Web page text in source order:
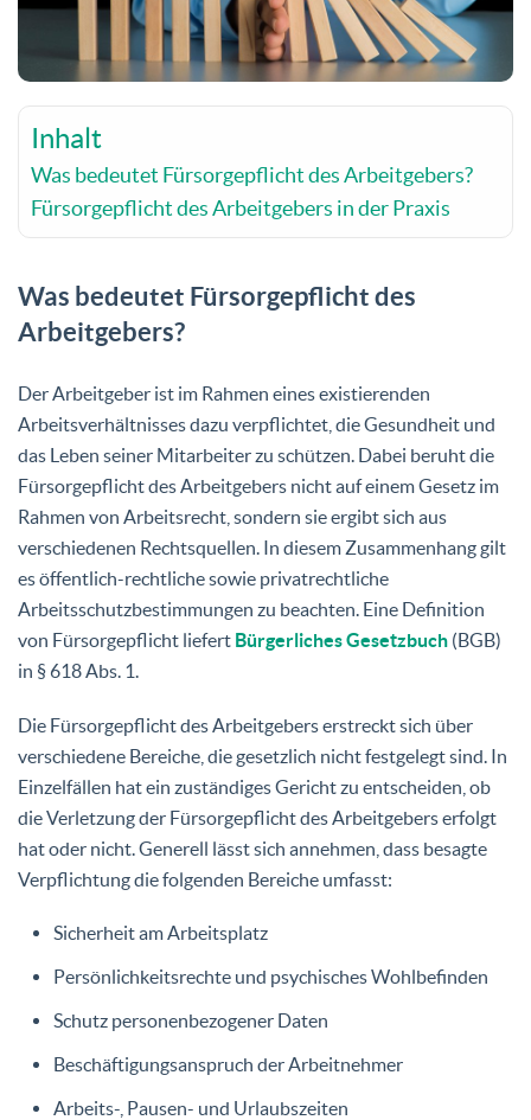
Inhalt
Was bedeutet Fürsorgepflicht des Arbeitgebers?
Fürsorgepflicht des Arbeitgebers in der Praxis
Was bedeutet Fürsorgepflicht des
Arbeitgebers?
Der Arbeitgeber ist im Rahmen eines existierenden
Arbeitsverhältnisses dazu verpflichtet, die Gesundheit und
das Leben seiner Mitarbeiter zu schützen. Dabei beruht die
Fürsorgepflicht des Arbeitgebers nicht auf einem Gesetz im
Rahmen von Arbeitsrecht, sondern sie ergibt sich aus
verschiedenen Rechtsquellen. In diesem Zusammenhang gilt
es öffentlich-rechtliche sowie privatrechtliche
Arbeitsschutzbestimmungen zu beachten. Eine Definition
von Fürsorgepflicht liefert Bürgerliches Gesetzbuch (BGB)
in § 618 Abs. 1.
Die Fürsorgepflicht des Arbeitgebers erstreckt sich über
verschiedene Bereiche, die gesetzlich nicht festgelegt sind. In
Einzelfällen hat ein zuständiges Gericht zu entscheiden, ob
die Verletzung der Fürsorgepflicht des Arbeitgebers erfolgt
hat oder nicht. Generell lässt sich annehmen, dass besagte
Verpflichtung die folgenden Bereiche umfasst:
Sicherheit am Arbeitsplatz
Persönlichkeitsrechte und psychisches Wohlbefinden
Schutz personenbezogener Daten
Beschäftigungsanspruch der Arbeitnehmer
Arbeits-, Pausen- und Urlaubszeiten